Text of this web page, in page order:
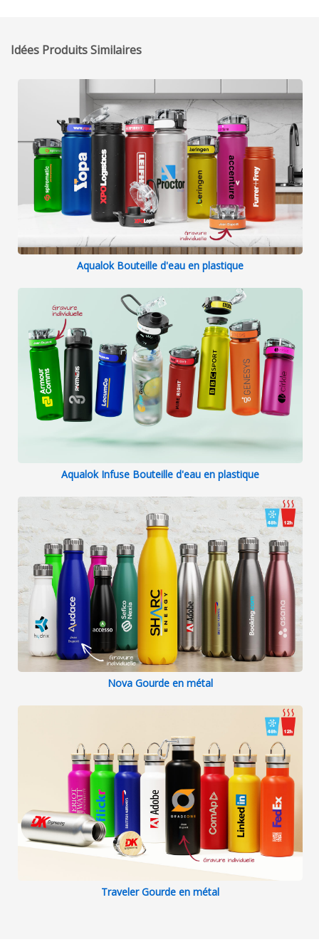
Idées Produits Similaires
Aqualok Bouteille d'eau en plastique
Aqualok Infuse Bouteille d'eau en plastique
Nova Gourde en métal
Traveler Gourde en métal